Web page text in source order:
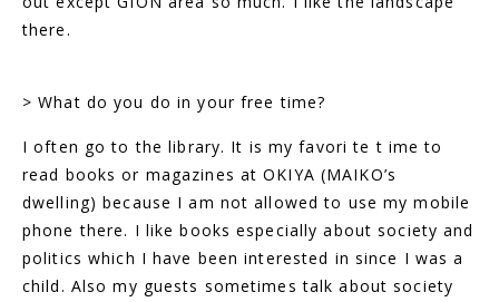
there.
> What do you do in your free time?
I often go to the library. It is my favori te t ime to
read books or magazines at OKIYA (MAIKO’s
dwelling) because I am not allowed to use my mobile
phone there. I like books especially about society and
politics which I have been interested in since I was a
child. Also my guests sometimes talk about society